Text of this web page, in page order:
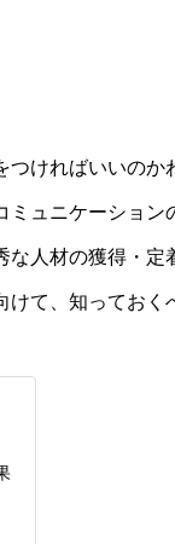
ければいいのか
ュニケーション
人材の獲得・定
て、知ってお